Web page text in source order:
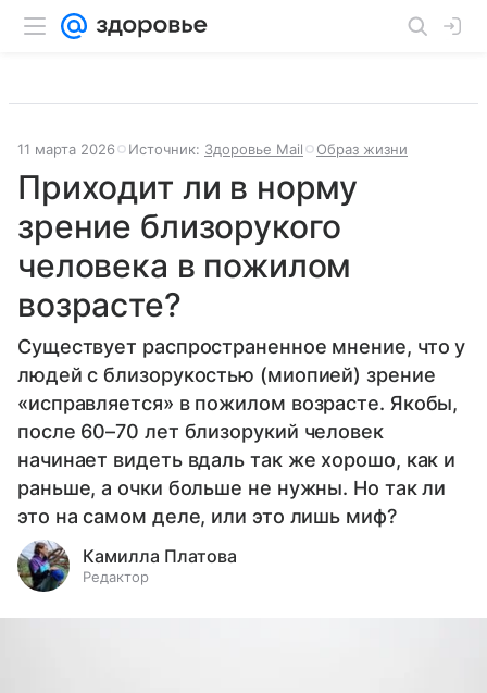
11 марта 2026 Источник: Здоровье Mail Образ жизни
Приходит ли в норму
зрение близорукого
человека в пожилом
возрасте?
Существует распространенное мнение, что у
людей с близорукостью (миопией) зрение
«исправляется» в пожилом возрасте. Якобы,
после 60–70 лет близорукий человек
начинает видеть вдаль так же хорошо, как и
раньше, а очки больше не нужны. Но так ли
это на самом деле, или это лишь миф?
Камилла Платова
Редактор